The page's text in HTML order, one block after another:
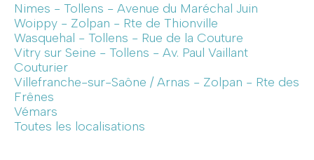
Nimes - Tollens - Avenue du Maréchal Juin
Woippy - Zolpan - Rte de Thionville
Wasquehal - Tollens - Rue de la Couture
Vitry sur Seine - Tollens - Av. Paul Vaillant
Couturier
Villefranche-sur-Saône / Arnas - Zolpan - Rte des
Frênes
Vémars
Toutes les localisations